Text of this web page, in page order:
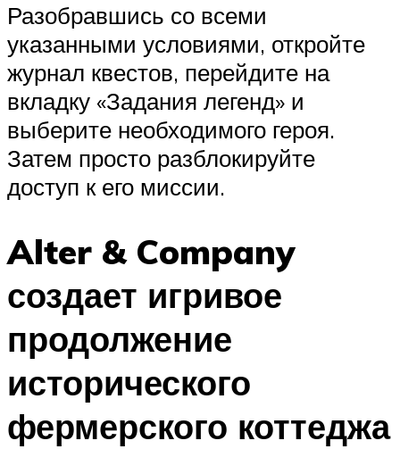
Разобравшись со всеми
указанными условиями, откройте
журнал квестов, перейдите на
вкладку «Задания легенд» и
выберите необходимого героя.
Затем просто разблокируйте
доступ к его миссии.
Alter & Company
создает игривое
продолжение
исторического
фермерского коттеджа